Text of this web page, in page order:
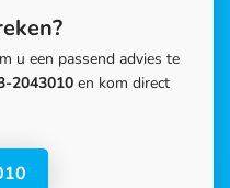
u een passend advies te
2043010 en kom direct